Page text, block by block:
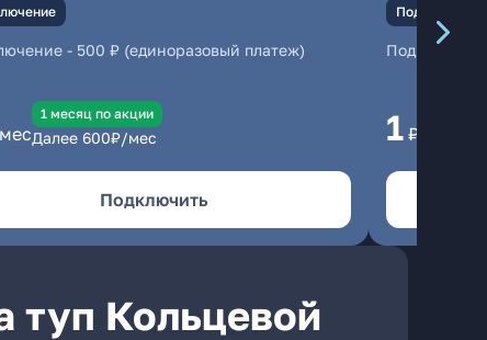
- 500 ₽ (единоразовый платеж)
1 месяц по акции
Далее 600₽/мес
Подключить
Подключение
1 ₽/мес
туп Кольцевой